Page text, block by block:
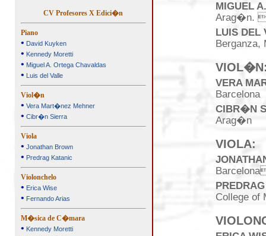
CV Profesores X Edici�n
Piano
• David Kuyken
• Kennedy Moretti
• Miguel A. Ortega Chavaldas
• Luis del Valle
Viol�n
• Vera Mart�nez Mehner
• Cibr�n Sierra
Viola
• Jonathan Brown
• Predrag Katanic
Violonchelo
• Erica Wise
• Fernando Arias
M�sica de C�mara
• Kennedy Moretti
MIGUEL
Arag�n.
LUIS DEL
Berganza,
VERA
Barcelona
CIBR�N
Arag�n
VIOLA:
College of